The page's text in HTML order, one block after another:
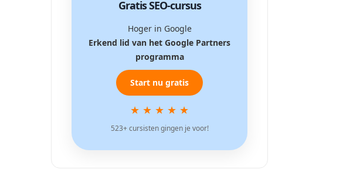
Gratis SEO-cursus
Hoger in Google
Erkend lid van het Google Partners
programma
Start nu gratis
★ ★ ★ ★ ★
523+ cursisten gingen je voor!